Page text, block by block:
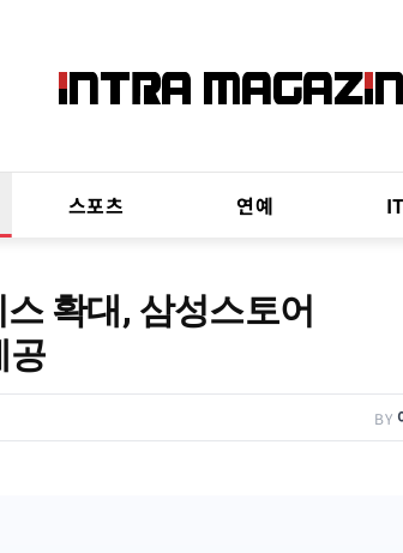
스포츠 연예
확대, 삼성스토어
공
BY